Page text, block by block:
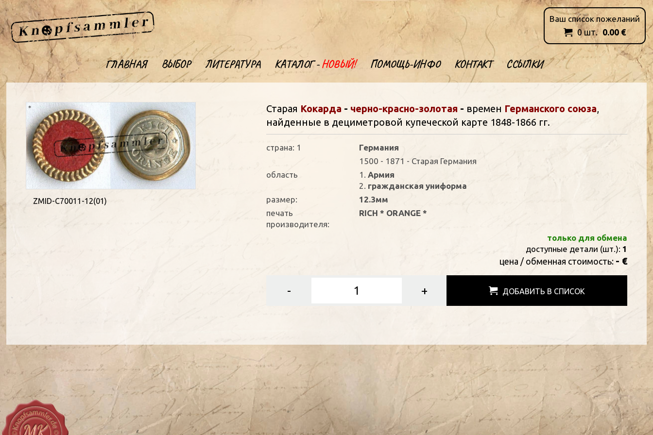
ГЛАВНАЯ ВЫБОР ЛИТЕРАТУРА КАТАЛОГ -НОВЫЙ! ПОМОЩЬ-ИНФО КОНТАКТ ССЫЛКИ
Ваш список пожеланий
 0шт. 0.00 €
ZMID-C70011-12(01)
Старая Кокарда - черно-красно-золотая - времен Германского союза,
найденные в дециметровой купеческой карте 1848-1866 гг.
страна: 1
Германия
1500 - 1871 - Старая Германия
oбласть
1. Армия
2. гражданская униформа
размер:
12.3мм
печать
производителя:
RICH * ORANGE *
только для обмена
доступные детали (шт.): 1
цена / oбменная стоимость: - €
- + ДОБАВИТЬ В СПИСОК